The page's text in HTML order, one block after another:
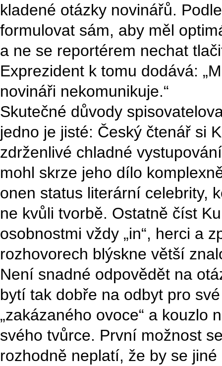
kladené otázky novinářů.
formulovat sám, aby měl
a ne se reportérem nechat
Exprezident k tomu dodává:
novináři nekomunikuje.“
Skutečné důvody
jedno je jisté: Český čtenář si
zdrženlivé chladné
mohl skrze jeho dílo
onen status literární celebrity,
ne kvůli tvorbě. Ostatně číst
osobnostmi vždy „in“, herci a
rozhovorech blýskne větší
Není snadné odpovědět na
bytí tak dobře na odbyt pro
„zakázaného ovoce“ a kouzlo
svého tvůrce. První možnost
rozhodně neplatí, že by se